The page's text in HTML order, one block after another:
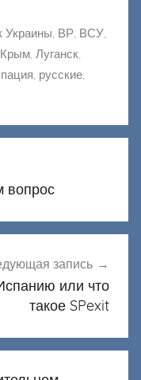
Украины, ВР, ВСУ,
Крым, Луганск,
, русские,
вопрос
запись
или что
такое SPexit